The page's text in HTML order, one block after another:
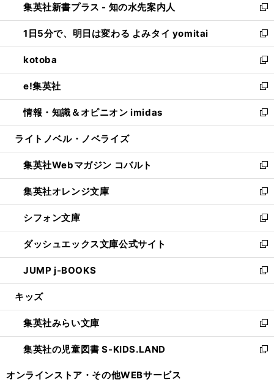
く
ド
ウ
で
開
く
ィ
ン
ド
ウ
で
開
く
い
ウ
ィ
ン
ド
ウ
で
開
く
集英社新書プラス - 知の水先案内人
新
し
い
ウ
ィ
ン
ド
ウ
で
開
1日5分で、明日は変わる よみタイ yomitai
新
し
い
ウ
ィ
ン
ド
ウ
開
く
kotoba
新
し
い
ウ
ィ
ン
ウ
で
開
く
e!集英社
新
し
い
ウ
ン
ド
ウ
で
開
く
情報・知識＆オピニオン imidas
新
し
ウ
ィ
ン
ド
ウ
で
開
く
ライトノベル・ノベライズ
集英社Webマガジン コバルト
新
し
い
ウ
ィ
ン
ド
ウ
で
開
集英社オレンジ文庫
新
し
い
ウ
ィ
ン
ド
ウ
開
く
シフォン文庫
新
し
い
ウ
ィ
ン
ウ
で
開
く
ダッシュエックス文庫公式サイト
新
し
い
ウ
ン
ド
ウ
で
JUMP j-BOOKS
新
し
ウ
ィ
ン
ド
キッズ
集英社みらい文庫
新
し
い
集英社の児童図書 S-KIDS.LAND
新
オンラインストア・ その他WEBサービス